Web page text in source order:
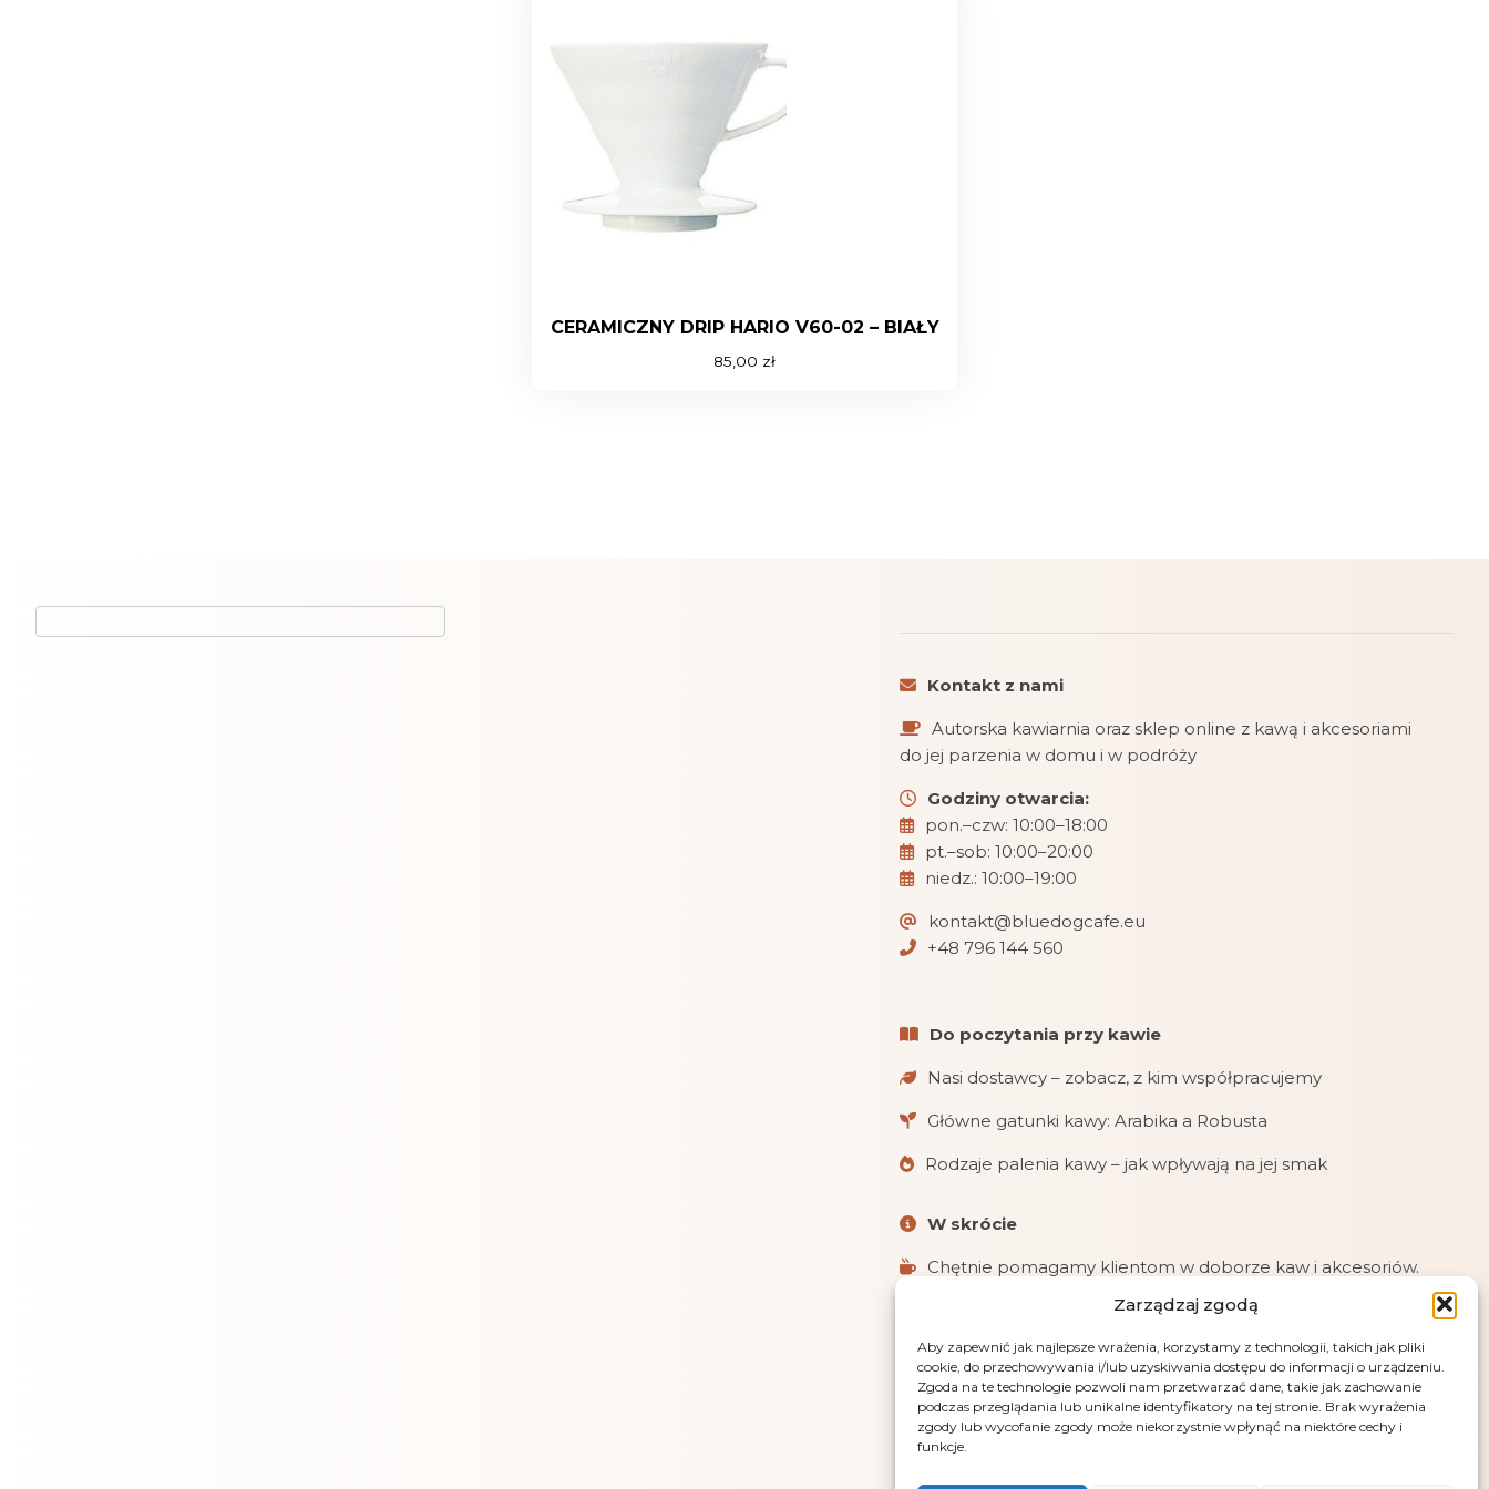
Zarządzaj zgodą
Aby zapewnić jak najlepsze wrażenia, korzystamy z technologii, takich jak pliki
cookie, do przechowywania i/lub uzyskiwania dostępu do informacji o urządzeniu.
Zgoda na te technologie pozwoli nam przetwarzać dane, takie jak zachowanie
podczas przeglądania lub unikalne identyfikatory na tej stronie. Brak wyrażenia
zgody lub wycofanie zgody może niekorzystnie wpłynąć na niektóre cechy i
funkcje.
CERAMICZNY DRIP HARIO V60-02 – BIAŁY
85,00 zł
Kontakt z nami
Autorska kawiarnia oraz sklep online z kawą i akcesoriami
do jej parzenia w domu i w podróży
Godziny otwarcia:
pon.–czw: 10:00–18:00
pt.–sob: 10:00–20:00
niedz.: 10:00–19:00
kontakt@bluedogcafe.eu
+48 796 144 560
Do poczytania przy kawie
Nasi dostawcy – zobacz, z kim współpracujemy
Główne gatunki kawy: Arabika a Robusta
Rodzaje palenia kawy – jak wpływają na jej smak
W skrócie
Chętnie pomagamy klientom w doborze kaw i akcesoriów.
Realizujemy zamówienia online, mailowe i telefoniczne.
Obsługujemy płatności: kartą, przelewem (PayU), pobraniem
i gotówką przy odbiorze.
LensGaze – fotografia artystyczna Andrus Markus